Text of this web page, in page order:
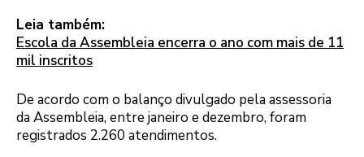
Leia também:
Escola da Assembleia encerra o ano com mais de 11
mil inscritos
De acordo com o balanço divulgado pela assessoria
da Assembleia, entre janeiro e dezembro, foram
registrados 2.260 atendimentos.